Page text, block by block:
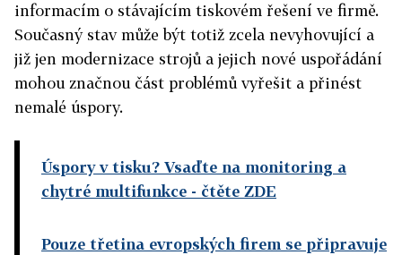
informacím o stávajícím tiskovém řešení ve firmě.
Současný stav může být totiž zcela nevyhovující a
již jen modernizace strojů a jejich nové uspořádání
mohou značnou část problémů vyřešit a přinést
nemalé úspory.
Úspory v tisku? Vsaďte na monitoring a
chytré multifunkce - čtěte ZDE
Pouze třetina evropských firem se připravuje